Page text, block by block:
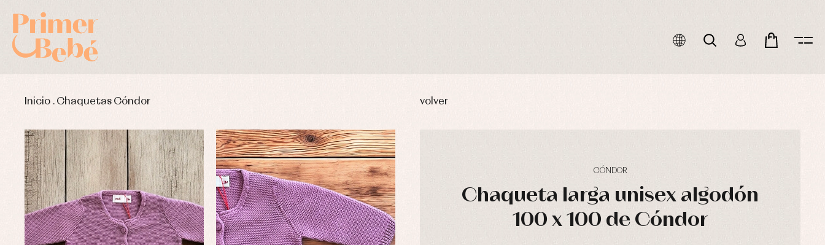
Inicio . Chaquetas Cóndor volver
CÓNDOR
Chaqueta larga unisex algodón
100 x 100 de Cóndor